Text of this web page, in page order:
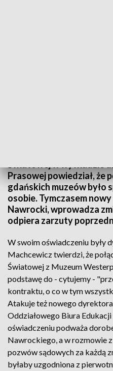
Prasowej powiedział, że
gdańskich muzeów było
osobie. Tymczasem
Nawrocki, wprowadza
odpiera zarzuty
W swoim oświadczeniu były
Machcewicz twierdzi, że
Światowej z Muzeum
podstawę do - cytujemy -
kontraktu, o co w tym
Atakuje też nowego
Oddziałowego Biura
oświadczeniu podważa
Nawrockiego, a w rozmowie
pozwów sądowych za każdą
byłaby uzgodniona z